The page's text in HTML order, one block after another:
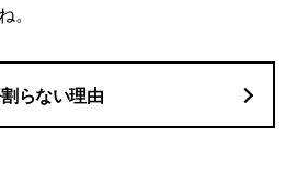
。
らない理由